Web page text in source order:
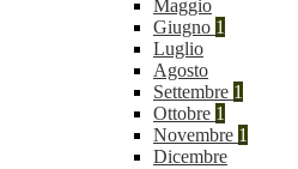
Maggio
Giugno 1
Luglio
Agosto
Settembre 1
Ottobre 1
Novembre 1
Dicembre